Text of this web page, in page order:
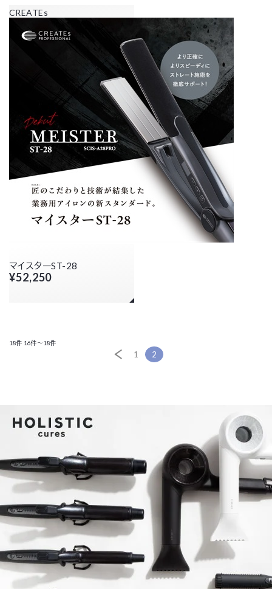
CREATEs
マイスターST-28
¥52,250
18件 16件～18件
1 2